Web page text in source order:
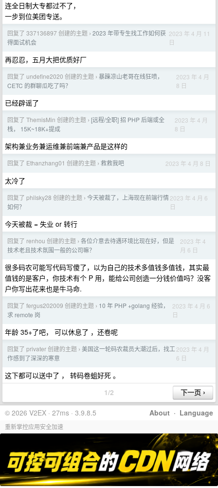
连全日制大专都过不了，
一步到位美团专送。
回复了 337136897 创建的主题 › 2023 年带专生找工作如何获
得面试机会
2023 年 4 月 11
日
再忍忍，五月大把优质好厂
回复了 undefine2020 创建的主题 › 暴躁凉山老哥在线狂喷，
CETC 的群聊瓜吃了吗？
2023 年 4 月
8 日
已经辟谣了
回复了 ThemisMin 创建的主题 › [远程/全职] 招 PHP 后端或全
栈， 15K~18K+提成
2023 年 4 月
8 日
架构兼业务兼运维兼前端兼产品是这样的
回复了 Ethanzhang01 创建的主题 › 救救我吧 2023 年 4 月 8 日
太冷了
回复了 philsky28 创建的主题 › 今天被裁了，上海现在前端行情
如何？
2023 年 4 月 6
日
今天被裁 = 失业 or 转行
回复了 renhou 创建的主题 › 各位介意去待遇环境比现在好，但是
技术老且技术氛围一般的公司嘛？
2023 年 4
月 6 日
很多码农可能写代码写傻了，以为自己的技术多值钱多值钱，其实最
值钱的是客户，你技术有个 P 用，能给公司创造一分钱价值吗？没客
户你写出花来也是牛马命.
回复了 fergus202009 创建的主题 › 10 年 PHP +golang 经验，
求 remote 岗
2023 年 4 月 6
日
年龄 35+了吧， 可以休息了 ，还卷呢
回复了 privater 创建的主题 › 美国这一轮码农裁员大潮过后，找工
作感到了深深的寒意
2023 年 4 月
6 日
这下都可以送中了 ， 转码卷蛆好死 。
1/2
About · Language
© 2026 V2EX · 27ms · 3.9.8.5
重新掌控应用安全加速